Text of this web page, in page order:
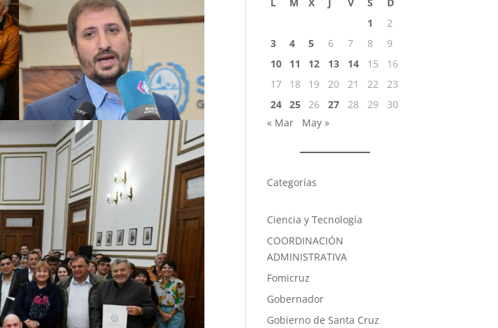
1
2
3
4 5 6 7 8
9
10
11 12 13 14 15
16
17
18 19 20 21 22
23
24 25 26 27 28 29
30
« Mar
May »
Categorías
Ciencia y Tecnología
COORDINACIÓN
ADMINISTRATIVA
Fomicruz
Gobernador
Gobierno de Santa Cruz